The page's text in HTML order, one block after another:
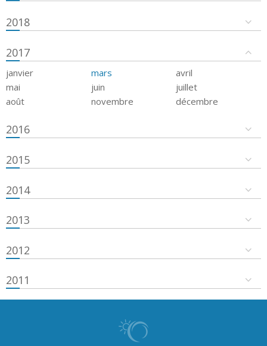
2018
2017
janvier mars
avril
mai
juin
juillet
août
novembre décembre
2016
2015
2014
2013
2012
2011